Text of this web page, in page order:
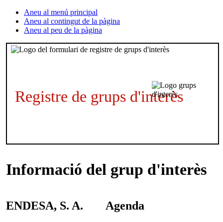
Aneu al menú principal
Aneu al contingut de la pàgina
Aneu al peu de la pàgina
Registre de grups d'interès
Informació del grup d'interès
ENDESA, S. A. Agenda